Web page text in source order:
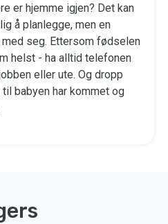
er hjemme igjen? Det kan
å planlegge, men en
seg. Ettersom fødselen
helst - ha alltid telefonen
eller ute. Og dropp
babyen har kommet og